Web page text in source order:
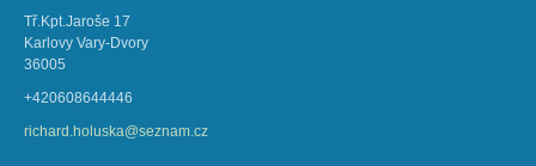
Tř.Kpt.Jaroše 17
Karlovy Vary-Dvory
36005
+420608644446
richard.holuska@seznam.cz